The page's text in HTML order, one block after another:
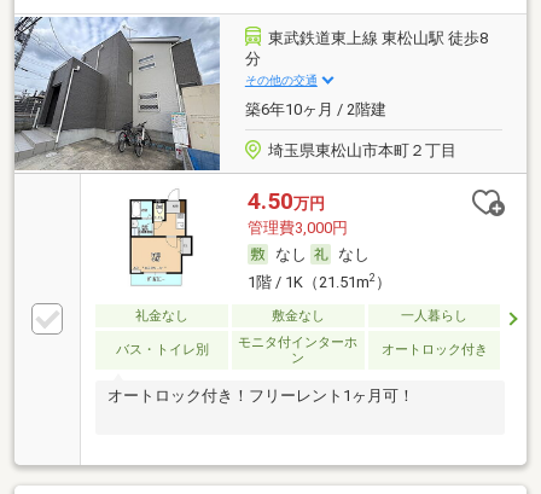
東武鉄道東上線 東松山駅 徒歩8
分
その他の交通
築6年10ヶ月 / 2階建
埼玉県東松山市本町２丁目
4.50万円
管理費3,000円
なし
なし
1階 / 1K（21.51m2）
礼金なし 敷金なし 一人暮らし
バス・トイレ別
モニタ付インターホ
ン
オートロック付き
オートロック付き！フリーレント1ヶ月可！